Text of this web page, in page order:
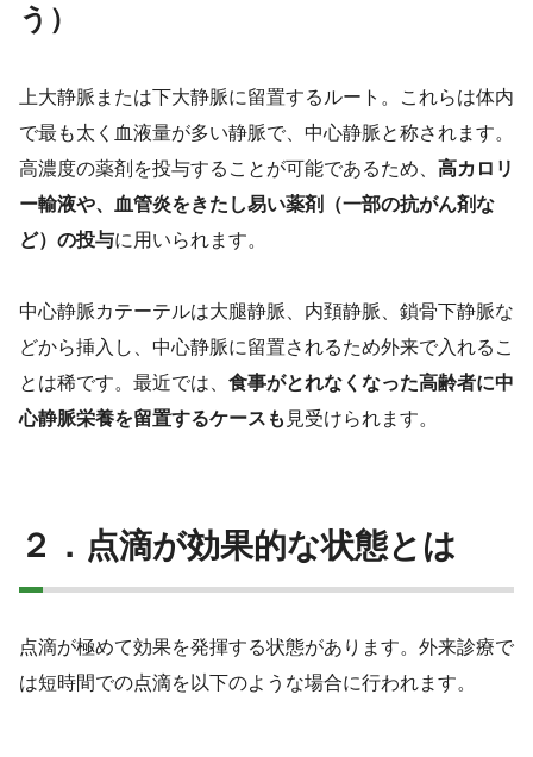
う）
上大静脈または下大静脈に留置するルート。これらは体内
で最も太く血液量が多い静脈で、中心静脈と称されます。
高濃度の薬剤を投与することが可能であるため、 高カロリ
ー輸液や、血管炎をきたし易い薬剤（一部の抗がん剤な
ど）の投与に用いられます。
中心静脈カテーテルは大腿静脈、内頚静脈、鎖骨下静脈な
どから挿入し、中心静脈に留置されるため外来で入れるこ
とは稀です。最近では、 食事がとれなくなった高齢者に中
心静脈栄養を留置するケースも 見受けられます。
２．点滴が効果的な状態とは
点滴が極めて効果を発揮する状態があります。外来診療で
は短時間での点滴を以下のような場合に行われます。